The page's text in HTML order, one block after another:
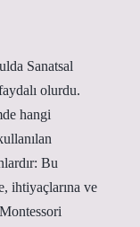
Sanatsal
olurdu.
hangi
Bu
ihtiyaçlarına ve